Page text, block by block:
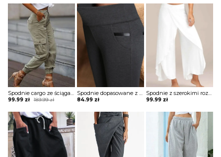
189.99zł
Original
was:
189.99 zł.
99.99 zł
Current
is:
99.99 zł.
84.99 zł
Spodnie z szerokimi rozciętymi nogawkami
99.99 zł